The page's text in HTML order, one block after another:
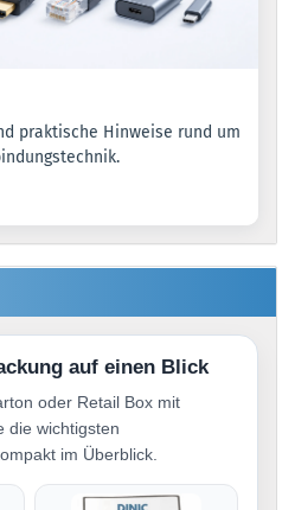
praktische Hinweise rund um
auf einen Blick
oder Retail Box mit
die wichtigsten
im Überblick.